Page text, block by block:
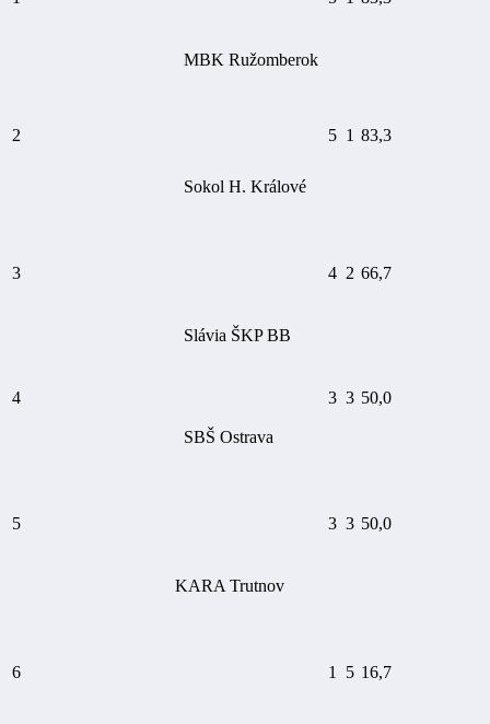
MBK Ružomberok
2
Sokol H. Králové
5 1 83,3
3
Slávia ŠKP BB
4 2 66,7
4
SBŠ Ostrava
3 3 50,0
5
KARA Trutnov
3 3 50,0
6 1 5 16,7